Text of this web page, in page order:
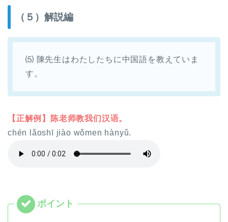
（５）解説編
⑸ 陳先生はわたしたちに中国語を教えていま
す。
【正解例】陈老师教我们汉语。
chén lǎoshī jiào wǒmen hànyǔ.